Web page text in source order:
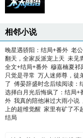
相邻小说
晚星遇骄阳：结局+番外 老
翻天，全家反派宠上天 未见
全文+结局+番外 穆嘉楠夏祁
只觉是寻常 万人迷师尊，徒
了 傅晏辞盛时念后续阅读：
选择白月光后悔疯了：结局+
外 我真的陪他淋过大雨小说
上的超维觉醒 家里有矿了不
结局